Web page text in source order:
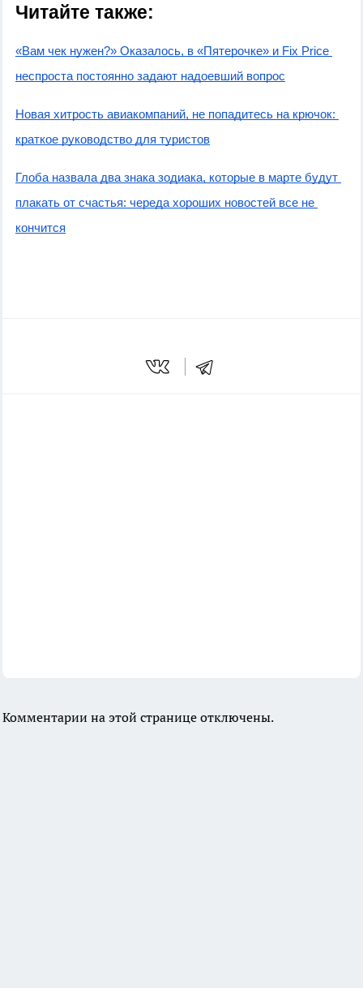
Читайте также:
«Вам чек нужен?» Оказалось, в «Пятерочке» и Fix Price
неспроста постоянно задают надоевший вопрос
Новая хитрость авиакомпаний, не попадитесь на крючок:
краткое руководство для туристов
Глоба назвала два знака зодиака, которые в марте будут
плакать от счастья: череда хороших новостей все не
кончится
Комментарии на этой странице отключены.